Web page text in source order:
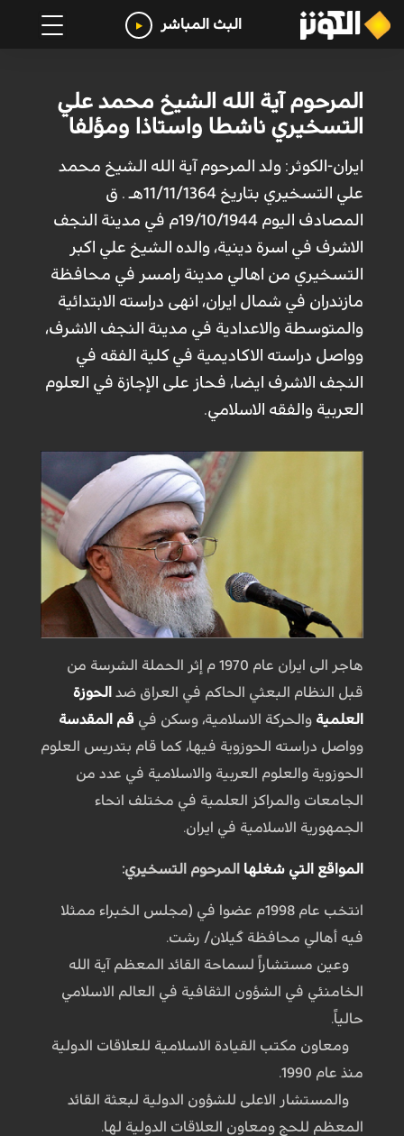
البث المباشر
المرحوم آية الله الشيخ محمد علي
التسخيري ناشطا واستاذا ومؤلفا
ايران-الكوثر: ولد المرحوم آية الله الشيخ محمد
علي التسخيري بتاريخ 11/11/1364هـ . ق
المصادف اليوم 19/10/1944م في مدينة النجف
الاشرف في اسرة دينية، والده الشيخ علي اكبر
التسخيري من اهالي مدينة رامسر في محافظة
مازندران في شمال ايران، انهى دراسته الابتدائية
والمتوسطة والاعدادية في مدينة النجف الاشرف،
وواصل دراسته الاكاديمية في كلية الفقه في
النجف الاشرف ايضا، فحاز على الإجازة في العلوم
العربية والفقه الاسلامي.
هاجر الى ايران عام 1970 م إثر الحملة الشرسة من
قبل النظام البعثي الحاكم في العراق ضد الحوزة
العلمية والحركة الاسلامية، وسكن في قم المقدسة
وواصل دراسته الحوزوية فيها، كما قام بتدريس العلوم
الحوزوية والعلوم العربية والاسلامية في عدد من
الجامعات والمراكز العلمية في مختلف انحاء
الجمهورية الاسلامية في ايران.
المواقع التي شغلها المرحوم التسخيري:
انتخب عام 1998م عضوا في (مجلس الخبراء ممثلا
فيه أهالي محافظة گيلان/ رشت.
وعين مستشاراً لسماحة القائد المعظم آية الله
الخامنئي في الشؤون الثقافية في العالم الاسلامي
حالياً.
ومعاون مكتب القيادة الاسلامية للعلاقات الدولية
منذ عام 1990.
والمستشار الاعلى للشؤون الدولية لبعثة القائد
المعظم للحج ومعاون العلاقات الدولية لها.